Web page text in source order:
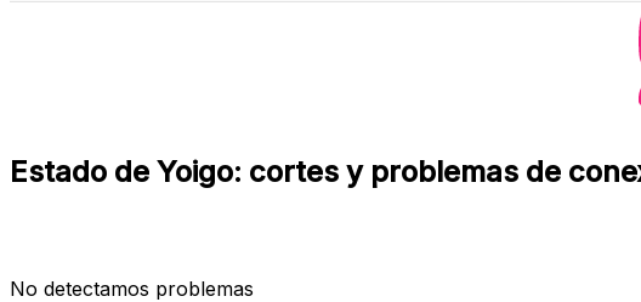
Estado de Yoigo: cortes y problemas de
No detectamos problemas